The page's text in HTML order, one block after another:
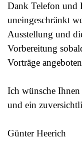
Dank Telefon und
uneingeschränkt
Ausstellung und
Vorbereitung
Vorträge
Ich wünsche Ihnen
und ein
Günter Heerich